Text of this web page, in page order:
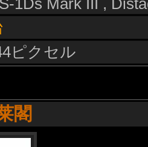
1Ds Mark III ,
ピクセル
閣